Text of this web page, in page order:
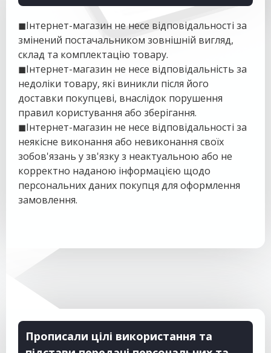
◼Інтернет-магазин не несе відповідальності за
змінений постачальником зовнішній вигляд,
склад та комплектацію товару.
◼Інтернет-магазин не несе відповідальність за
недоліки товару, які виникли після його
доставки покупцеві, внаслідок порушення
правил користування або зберігання.
◼Інтернет-магазин не несе відповідальності за
неякісне виконання або невиконання своїх
зобов'язань у зв'язку з неактуальною або не
корректно наданою інформацією щодо
персональних даних покупця для оформлення
замовлення.
Прописали цілі використання та